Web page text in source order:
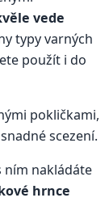
vede
typy varných
použít i do
pokličkami,
scezení.
ním nakládáte
hrnce